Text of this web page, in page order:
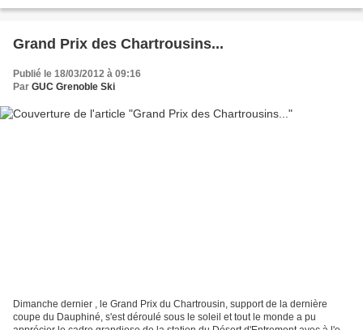
Grand Prix des Chartrousins...
Publié le 18/03/2012 à 09:16
Par GUC Grenoble Ski
Dimanche dernier , le Grand Prix du Chartrousin, support de la dernière
coupe du Dauphiné, s'est déroulé sous le soleil et tout le monde a pu